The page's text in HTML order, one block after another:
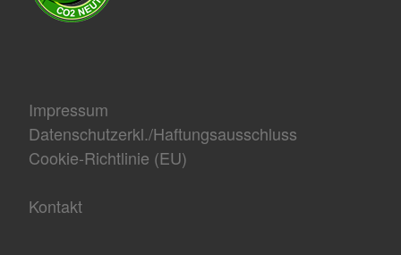
Impressum
Datenschutzerkl./Haftungsausschluss
Cookie-Richtlinie (EU)
Kontakt